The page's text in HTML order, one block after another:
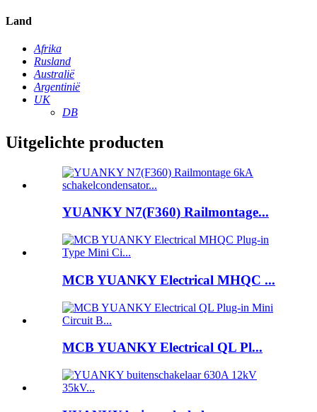
Land
Afrika
Rusland
Australië
Argentinië
UK
DB
Uitgelichte producten
YUANKY N7(F360) Railmontage...
MCB YUANKY Electrical MHQC ...
MCB YUANKY Electrical QL Pl...